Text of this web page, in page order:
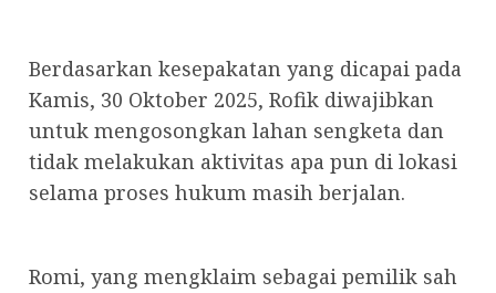
Berdasarkan kesepakatan yang dicapai pada
Kamis, 30 Oktober 2025, Rofik diwajibkan
untuk mengosongkan lahan sengketa dan
tidak melakukan aktivitas apa pun di lokasi
selama proses hukum masih berjalan.
Romi, yang mengklaim sebagai pemilik sah